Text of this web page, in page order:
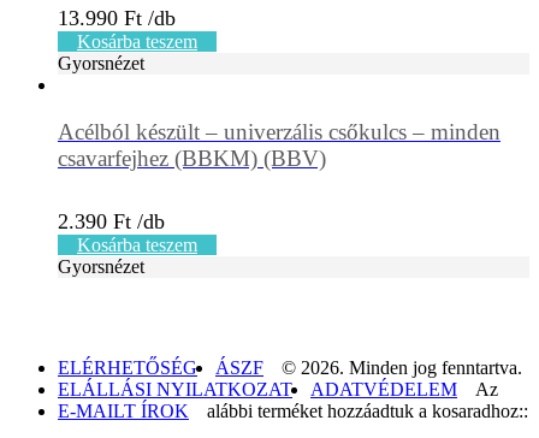
13.990 Ft
Kosárba teszem
Gyorsnézet
Acélból készült – univerzális csőkulcs – minden
csavarfejhez (BBKM) (BBV)
2.390 Ft
Kosárba teszem
Gyorsnézet
ELÉRHETŐSÉG
ÁSZF
ELÁLLÁSI NYILATKOZAT
ADATVÉDELEM
E-MAILT ÍROK
© 2026. Minden jog fenntartva.
Az
alábbi terméket hozzáadtuk a kosaradhoz::